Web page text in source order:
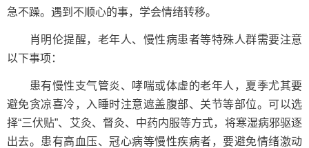
急不躁。遇到不顺心的事，学会情绪转移。
肖明伦提醒，老年人、慢性病患者等特殊人群需要注意
以下事项：
患有慢性支气管炎、哮喘或体虚的老年人，夏季尤其要
避免贪凉喜冷，入睡时注意遮盖腹部、关节等部位。可以选
择“三伏贴”、艾灸、督灸、中药内服等方式，将寒湿病邪驱逐
出去。患有高血压、冠心病等慢性疾病者，要避免情绪激动